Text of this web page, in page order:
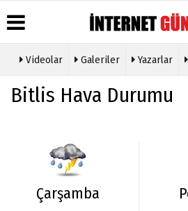
Üye Paneli
Haber
Arşivi
Günün
Haberleri
Durumu
Videolar Galeriler Yazarlar
Bitlis Hava Durumu
Çarşamba